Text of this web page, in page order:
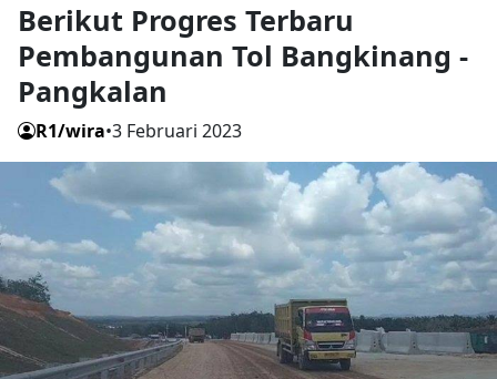
Berikut Progres Terbaru
Pembangunan Tol Bangkinang -
Pangkalan
R1/wira•3 Februari 2023